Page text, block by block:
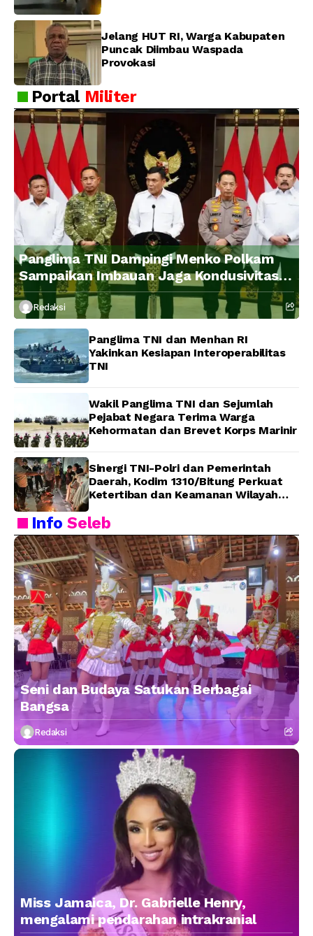
Jelang HUT RI, Warga Kabupaten
Puncak Diimbau Waspada
Provokasi
Portal Militer
Panglima TNI Dampingi Menko Polkam
Sampaikan Imbauan Jaga Kondusivitas
Bangsa
Redaksi
Panglima TNI dan Menhan RI
Yakinkan Kesiapan Interoperabilitas
TNI
Wakil Panglima TNI dan Sejumlah
Pejabat Negara Terima Warga
Kehormatan dan Brevet Korps Marinir
Sinergi TNI-Polri dan Pemerintah
Daerah, Kodim 1310/Bitung Perkuat
Ketertiban dan Keamanan Wilayah
InfoSeleb
Seni dan Budaya Satukan Berbagai
Bangsa
Redaksi
Miss Jamaica, Dr. Gabrielle Henry,
mengalami pendarahan intrakranial